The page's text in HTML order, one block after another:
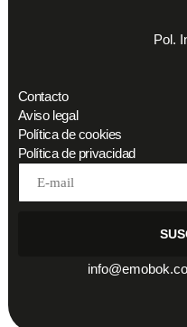
Pol.
Contacto
Aviso legal
Política de cookies
Política de privacidad